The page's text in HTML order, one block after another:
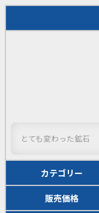
とても変わった鉱石
カテゴリー
販売価格